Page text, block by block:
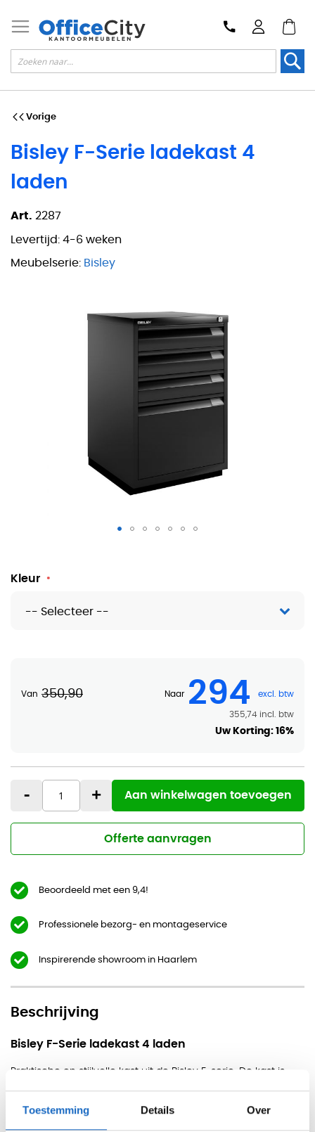
Toestemming Details Over
Bisley F-Serie ladekast 4
laden
Art. 2287
Levertijd: 4-6 weken
Meubelserie: Bisley
Bisley F-Serie ladekast 4 laden
Kleur
Naar 294
355,74
Van 350,90
Uw Korting:16%
- + Aan winkelwagen toevoegen
Offerte aanvragen
Beoordeeld met een 9,4!
Professionele bezorg- en montageservice
Inspirerende showroom in Haarlem
Vorige
Beschrijving
Bisley F-Serie ladekast 4 laden
Praktische en stijlvolle kast uit de Bisley F-serie. De kast is
hangmappen en 3 laden geschikt voor het opbergen van